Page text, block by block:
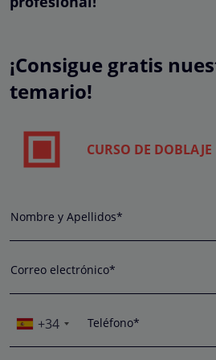
¡Consigue gratis
temario!
CURSO DE DOBLAJE
Nombre y Apellidos*
Correo electrónico*
+34 Teléfono*